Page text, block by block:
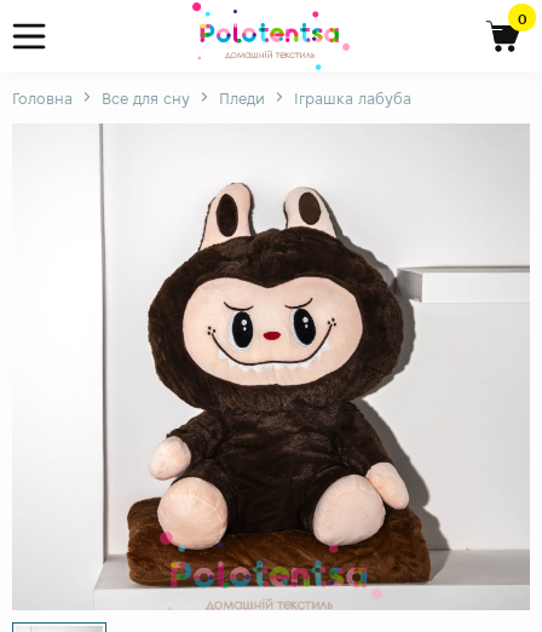
0
Головна Все для сну Пледи Іграшка лабуба